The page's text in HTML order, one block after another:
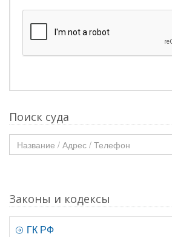
Поиск суда
Законы и кодексы
ГК РФ